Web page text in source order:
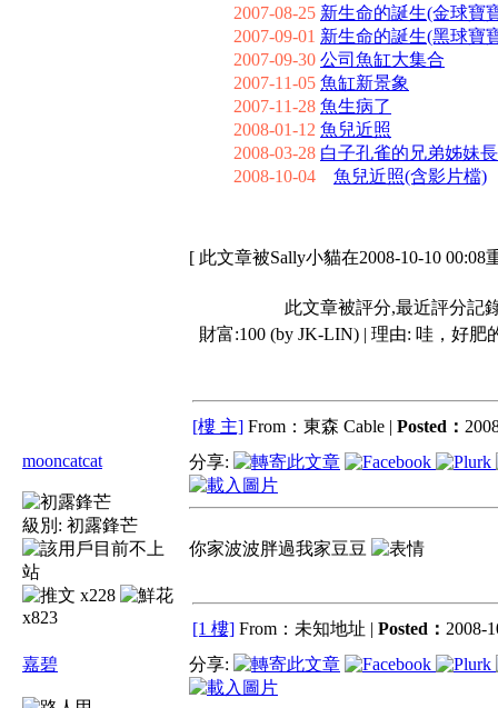
2007-08-25 新生命的誕生(金球寶
2007-09-01 新生命的誕生(黑球寶
2007-09-30 公司魚缸大集合
2007-11-05 魚缸新景象
2007-11-28 魚生病了
2008-01-12 魚兒近照
2008-03-28 白子孔雀的兄弟姊妹
2008-10-04
魚兒近照(含影片檔)
[ 此文章被Sally小貓在2008-10-10 00:08
此文章被評分,最近評分記
財富:100 (by JK-LIN) | 理由: 哇，好肥
[樓 主] From：東森 Cable | Posted：
mooncatcat
級別: 初露鋒芒
x228
x823
分享:
你家波波胖過我家豆豆
[1 樓] From：未知地址 | Posted： 2008-
嘉碧
分享: